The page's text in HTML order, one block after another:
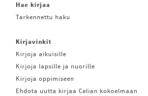
Hae kirjaa
Tarkennettu haku
Kirjavinkit
Kirjoja aikuisille
Kirjoja lapsille ja nuorille
Kirjoja oppimiseen
Ehdota uutta kirjaa Celian kokoelmaan